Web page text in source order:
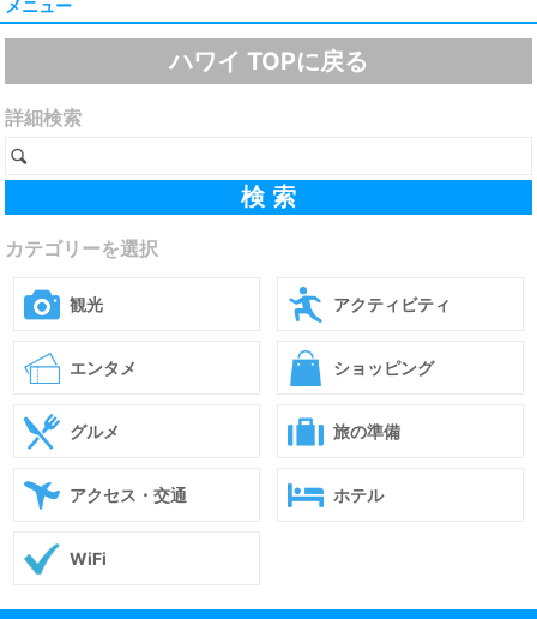
メニュー
ハワイ TOPに戻る
詳細検索
カテゴリーを選択
観光 アクティビティ
エンタメ ショッピング
グルメ 旅の準備
アクセス・交通 ホテル
WiFi